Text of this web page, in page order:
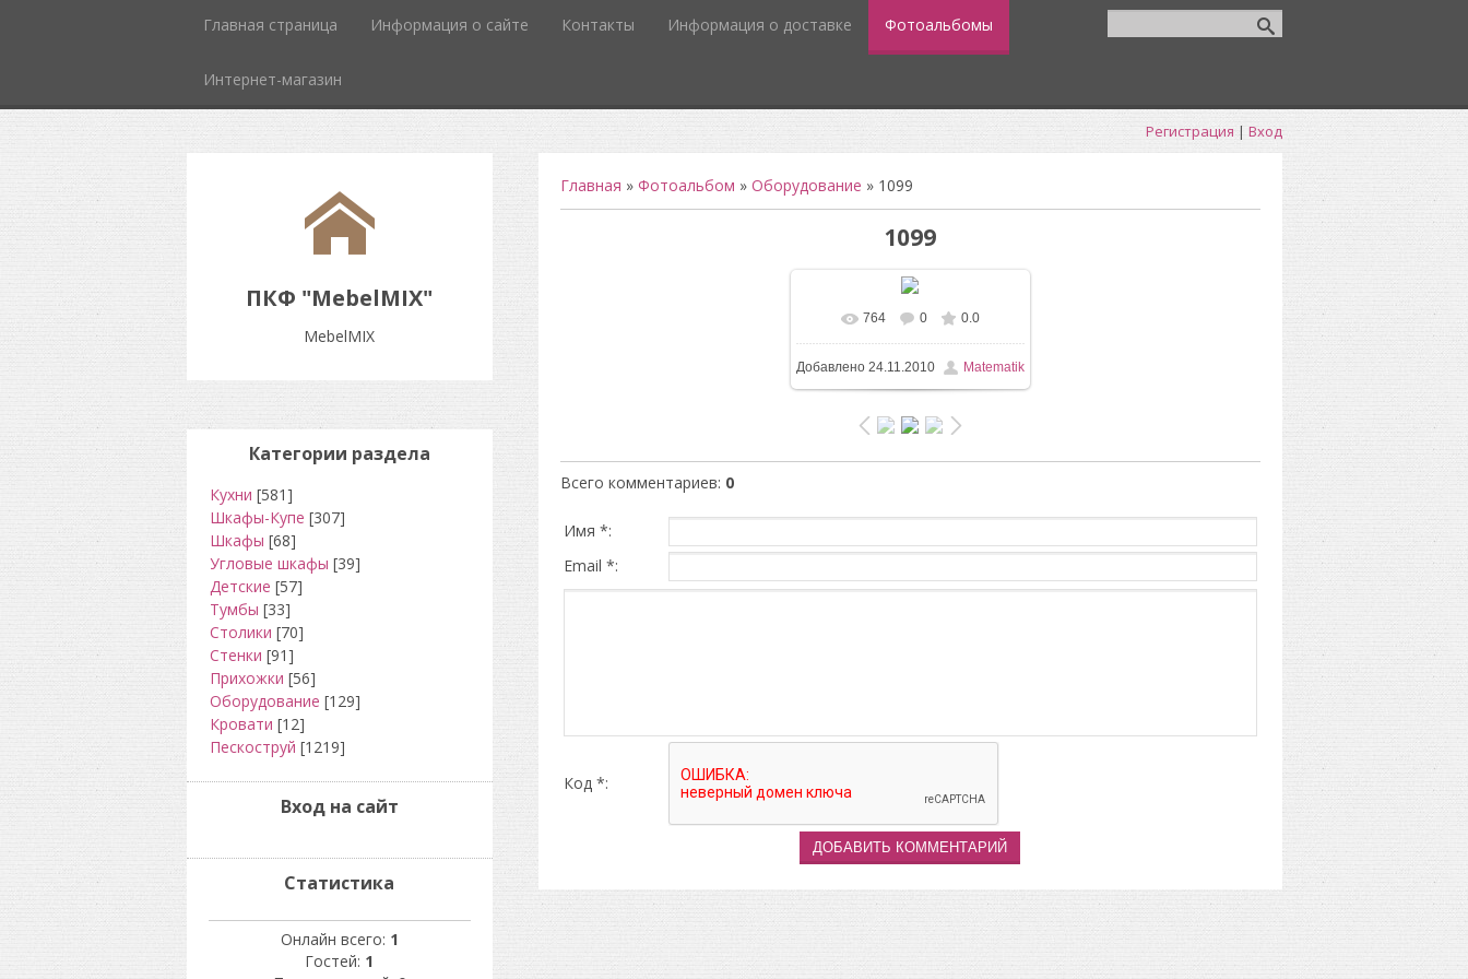
Главная страница Информация о сайте Контакты Информация о доставке Фотоальбомы
Интернет-магазин
Регистрация | Вход
ПКФ "MebelMIX"
MebelMIX
Главная » Фотоальбом » Оборудование » 1099
1099
В реальном размере 640x480
/ 117.5Kb
764 0 0.0
Добавлено24.11.2010 Matematik
Всего комментариев: 0
Имя *:
Email *:
Код *:
Категории раздела
Кухни [581]
Шкафы-Купе [307]
Шкафы [68]
Угловые шкафы [39]
Детские [57]
Тумбы [33]
Столики [70]
Стенки [91]
Прихожки [56]
Оборудование [129]
Кровати [12]
Пескоструй [1219]
Вход на сайт
Статистика
Онлайн всего: 1
Гостей: 1